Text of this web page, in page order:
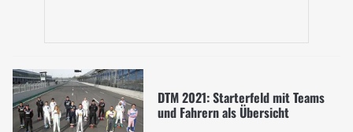
DTM 2021: Starterfeld mit Teams
und Fahrern als Übersicht